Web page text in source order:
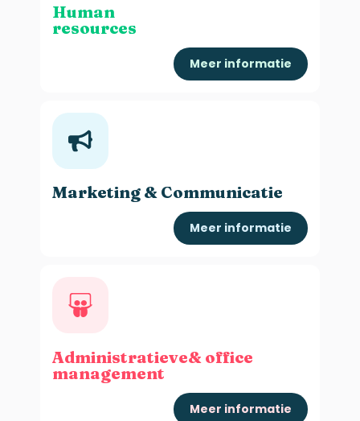
Human
resources
Meer informatie
Marketing & Communicatie
Meer informatie
Administratieve& office
management
Meer informatie